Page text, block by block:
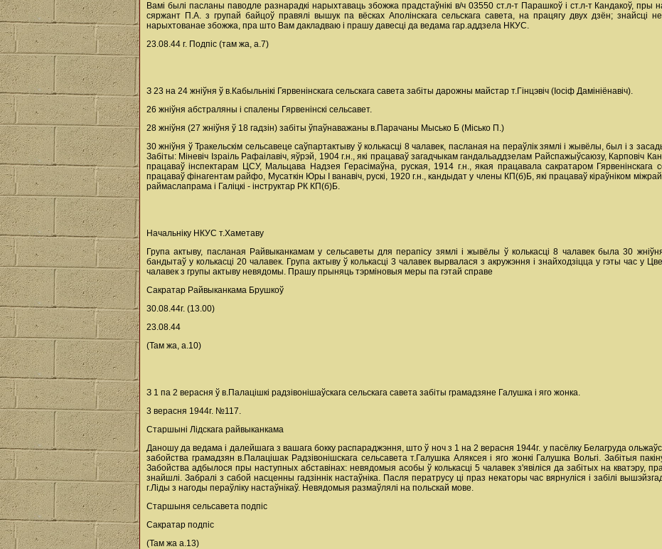
Вамі былі пасланы паводле разнарадкі нарыхтаваць збожжа прадстаўнікі в/ч 03550 ст.л-т Парашкоў і ст.л-т Кандакоў,
сяржант П.А. з групай байцоў правялі вышук па вёсках Аполінскага сельскага савета, на працягу двух дзён;
нарыхтованае збожжа, пра што Вам дакладваю і прашу давесці да ведама гар.аддзела НКУС.
23.08.44 г. Подпіс (там жа, а.7)
З 23 на 24 жніўня ў в.Кабыльнікі Гярвенінскага сельскага савета забіты дарожны майстар т.Гінцэвіч (Іосіф Дамініёнавіч).
26 жніўня абстраляны і спалены Гярвенінскі сельсавет.
28 жніўня (27 жніўня ў 18 гадзін) забіты ўпаўнаважаны в.Парачаны Мысько Б (Місько П.)
30 жніўня ў Тракельскім сельсавеце саўпартактыву ў колькасці 8 чалавек, пасланая на пераўлік зямлі і жывёлы, был i з
Забіты: Міневіч Ізраіль Рафаілавіч, яўрэй, 1904 г.н., які працаваў загадчыкам гандальаддзелам Райспажыўсаюзу, Карповіч
працаваў інспектарам ЦСУ, Мальцава Надзея Герасімаўна, руская, 1914 г.н., якая працавала сакратаром Гярвенінскага
працаваў фінагентам райфо, Мусаткін Юры I ванавіч, рускі, 1920 г.н., кандыдат у члены КП(б)Б, які працаваў кіраўніком
раймаслапрама і Галіцкі - інструктар РК КП(б)Б.
Начальніку НКУС т.Хаметаву
Група актыву, пасланая Райвыканкамам у сельсаветы для перапісу зямлі і жывёлы ў колькасці 8 чалавек была 30
бандытаў у колькасці 20 чалавек. Група актыву ў колькасці 3 чалавек вырвалася з акружэння і знайходзіцца у гэты час у
чалавек з групы актыву невядомы. Прашу прыняць тэрміновыя меры па гэтай справе
Сакратар Райвыканкама Брушкоў
30.08.44г. (13.00)
23.08.44
(Там жа, а.10)
З 1 па 2 верасня ў в.Палацішкі радзівонішаўскага сельскага савета забіты грамадзяне Галушка і яго жонка.
3 верасня 1944г. №117.
Старшыні Лідскага райвыканкама
Даношу да ведама і далейшага з вашага бокку распараджэння, што ў ноч з 1 на 2 верасня 1944г. у пасёлку Белагруда
забойства грамадзян в.Палацішак Радзівонішскага сельсавета т.Галушка Аляксея і яго жонкі Галушка Вольгі. Забітыя
Забойства адбылося пры наступных абставінах: невядомыя асобы ў колькасці 5 чалавек з'явіліся да забітых на кватэру,
знайшлі. Забралі з сабой насценны гадзіннік настаўніка. Пасля ператрусу ці праз некаторы час вярнуліся і забілі
г.Ліды з нагоды пераўліку настаўнікаў. Невядомыя размаўлялі на польскай мове.
Старшыня сельсавета подпіс
Сакратар подпіс
(Там жа а.13)